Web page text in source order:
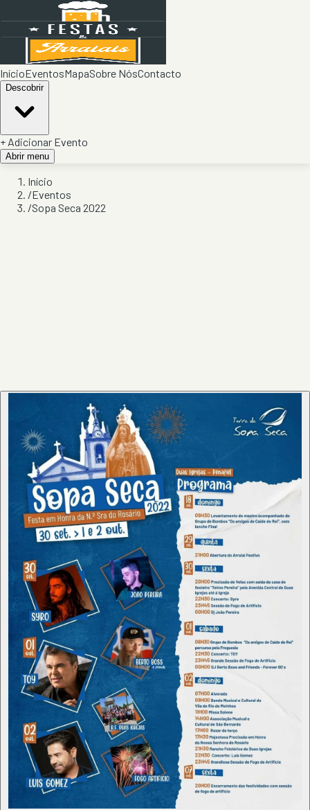
InícioEventosMapaSobre NósContacto
Descobrir
+ Adicionar Evento
Abrir menu
Início
/Eventos
/Sopa Seca 2022